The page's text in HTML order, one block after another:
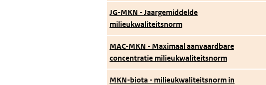
JG-MKN - Jaargemiddelde
milieukwaliteitsnorm
MAC-MKN - Maximaal aanvaardbare
concentratie milieukwaliteitsnorm
MKN-biota - milieukwaliteitsnorm in